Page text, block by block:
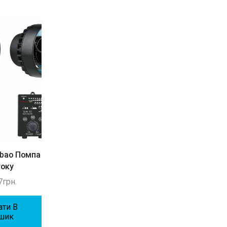
Помпа
грн.
В